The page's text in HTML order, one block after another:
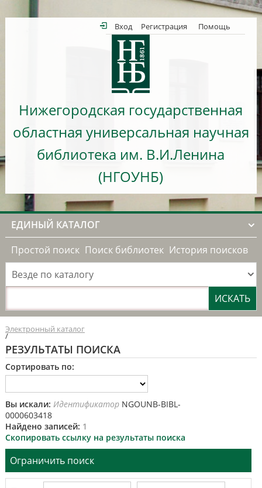
Вход Регистрация Помощь
Нижегородская государственная
областная универсальная научная
библиотека им. В.И.Ленина
(НГОУНБ)
ЕДИНЫЙ КАТАЛОГ
Простой поиск Поиск библиотек История поисков
Везде по каталогу
Электронный каталог
/
РЕЗУЛЬТАТЫ ПОИСКА
Сортировать по:
Вы искали: ИдентификаторNGOUNB-BIBL-
0000603418
Найдено записей: 1
Скопировать ссылку на результаты поиска
Ограничить поиск